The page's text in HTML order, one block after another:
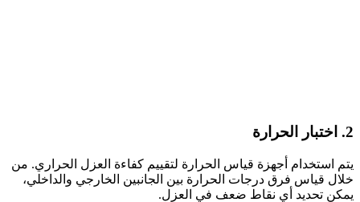
2. اختبار الحرارة
يتم استخدام أجهزة قياس الحرارة لتقييم كفاءة العزل الحراري. من
خلال قياس فرق درجات الحرارة بين الجانبين الخارجي والداخلي،
يمكن تحديد أي نقاط ضعف في العزل.